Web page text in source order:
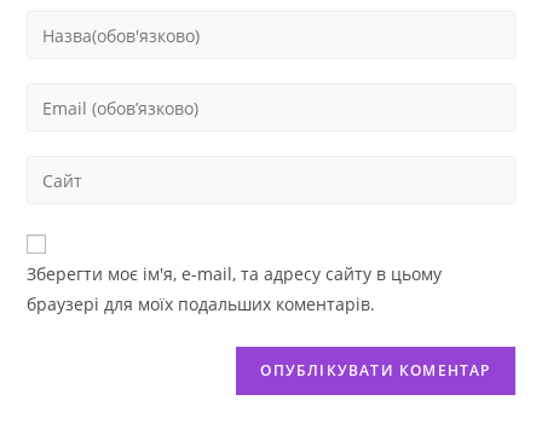
Зберегти моє ім'я, e-mail, та адресу сайту в цьому
браузері для моїх подальших коментарів.